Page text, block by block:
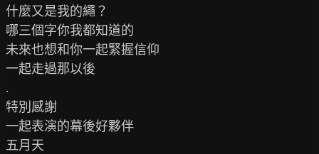
什麼又是我的繩？
哪三個字你我都知道的
未來也想和你一起緊握信仰
一起走過那以後
.
特別感謝
一起表演的幕後好夥伴
五月天